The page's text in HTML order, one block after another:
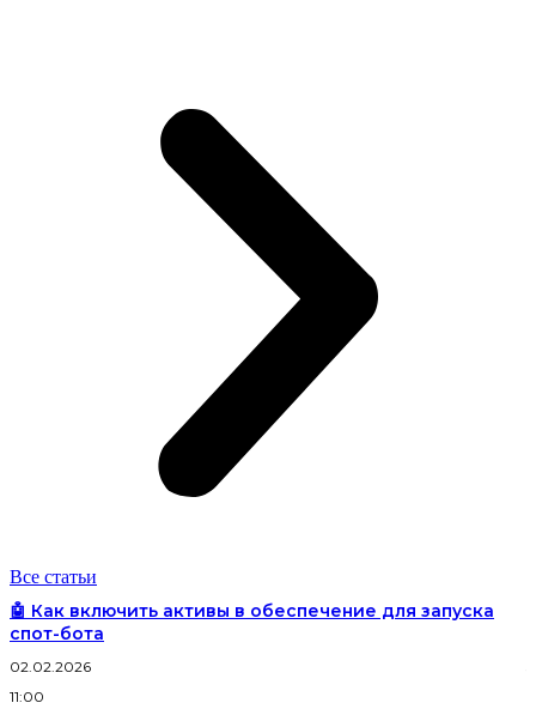
Все статьи
🤖 Как включить активы в обеспечение для запуска
спот-бота
02.02.2026
11:00